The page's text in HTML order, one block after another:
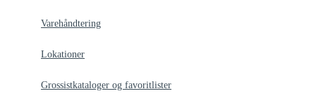
Varehåndtering
Lokationer
Grossistkataloger og favoritlister